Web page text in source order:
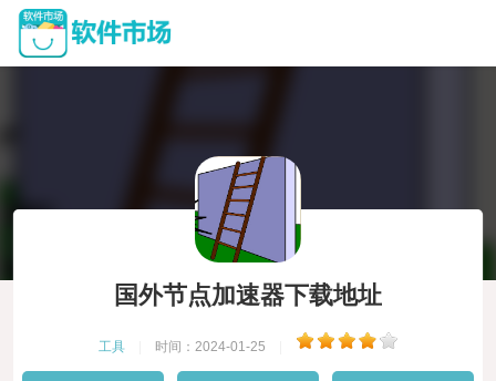
国外节点加速器下载地址
工具 时间：2024-01-25